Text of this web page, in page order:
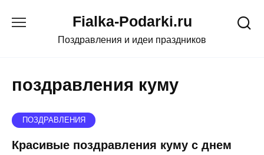
Fialka-Podarki.ru
Поздравления и идеи праздников
поздравления куму
ПОЗДРАВЛЕНИЯ
Красивые поздравления куму с днем